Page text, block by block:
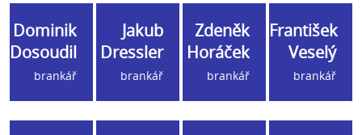
Dominik
Dosoudil
brankář
Jakub
Dressler
brankář
Zdeněk
Horáček
brankář
František
Veselý
brankář